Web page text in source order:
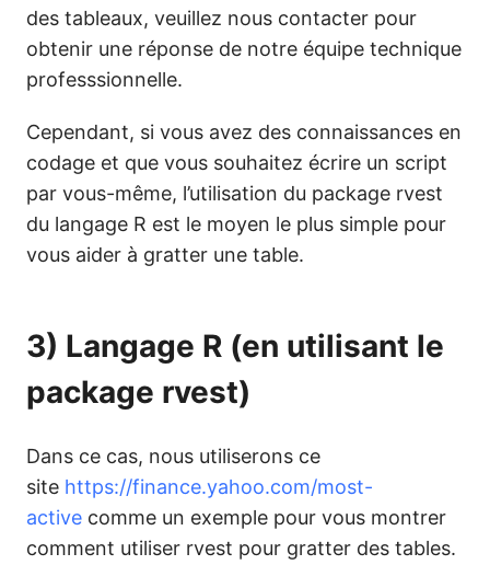
des tableaux, veuillez nous contacter pour
obtenir une réponse de notre équipe technique
professsionnelle.
Cependant, si vous avez des connaissances en
codage et que vous souhaitez écrire un script
par vous-même, l’utilisation du package rvest
du langage R est le moyen le plus simple pour
vous aider à gratter une table.
3) Langage R (en utilisant le
package rvest)
Dans ce cas, nous utiliserons ce
site https://finance.yahoo.com/most-
active comme un exemple pour vous montrer
comment utiliser rvest pour gratter des tables.